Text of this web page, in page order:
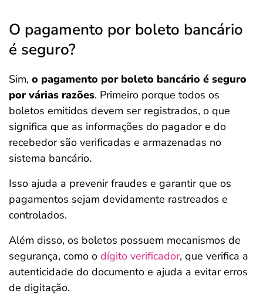
O pagamento por boleto bancário
é seguro?
Sim, o pagamento por boleto bancário é seguro
por várias razões. Primeiro porque todos os
boletos emitidos devem ser registrados, o que
significa que as informações do pagador e do
recebedor são verificadas e armazenadas no
sistema bancário.
Isso ajuda a prevenir fraudes e garantir que os
pagamentos sejam devidamente rastreados e
controlados.
Além disso, os boletos possuem mecanismos de
segurança, como o dígito verificador, que verifica a
autenticidade do documento e ajuda a evitar erros
de digitação.